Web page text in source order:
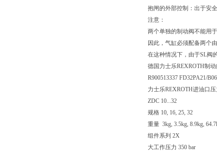
抱闸的外部控制：出于安
注意：
两个单独的制动阀不能用
因此，气缸必须配备两个
在这种情况下，由于SL阀
德国力士乐REXROTH制
R900513337 FD32PA21/
力士乐REXROTH进油口
ZDC 10...32
规格 10, 16, 25, 32
重量 3kg, 3.5kg, 8.9kg,
组件系列 2X
大工作压力 350 bar